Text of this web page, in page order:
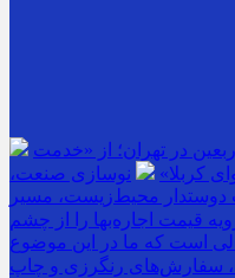
در تهران؛ از «خدمت
کربلا»
نوسازی صنعت،
دوستدار محیط‌زیست، مسیر
قیمت اجاره‌بها را از چشم
است که ما در این موضوع
سفارش‌های رنگرزی و چاپ